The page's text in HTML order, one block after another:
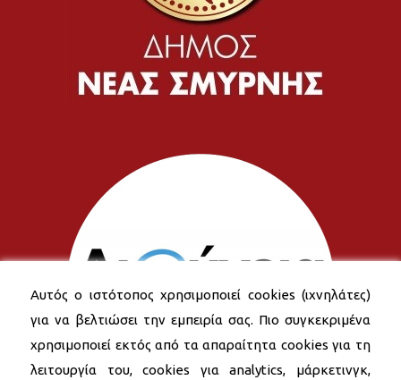
Αυτός ο ιστότοπος χρησιμοποιεί cookies (ιχνηλάτες)
για να βελτιώσει την εμπειρία σας. Πιο συγκεκριμένα
χρησιμοποιεί εκτός από τα απαραίτητα cookies για τη
λειτουργία του, cookies για analytics, μάρκετινγκ,